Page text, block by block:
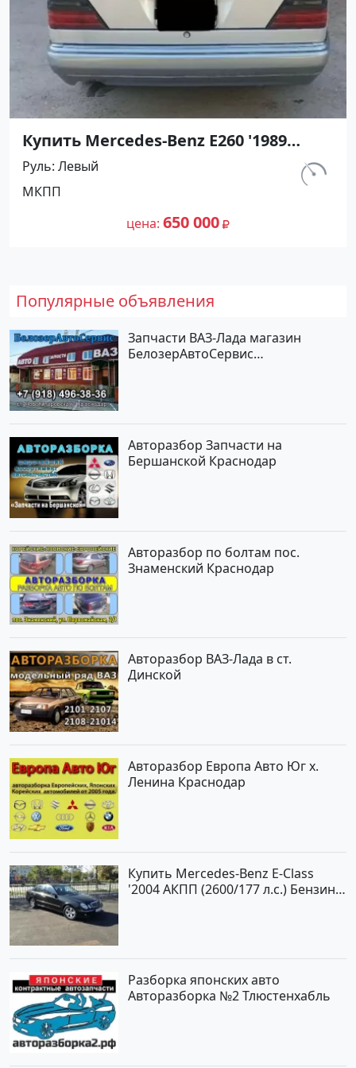
Купить Mercedes-Benz E260 '1989
МКПП (2598/160 л.с.) Бензин
инжектор Ахтырский цвет
Серебристый Седан по цене 650000
рублей, объявление №27427 на сайте
км.
Руль Левый
МКПП
цена 650 000
Популярные объявления
Запчасти ВАЗ-Лада магазин
БелозерАвтоСервис
Авторазбор Запчасти на
Бершанской Краснодар
Авторазбор по болтам пос.
Знаменский Краснодар
Авторазбор ВАЗ-Лада в ст.
Динской
Авторазбор Европа Авто Юг х.
Ленина Краснодар
Купить Mercedes-Benz E-Class
'2004 АКПП (2600/177 л.с.) Бензин
Разборка японских авто
Авторазборка №2 Тлюстенхабль